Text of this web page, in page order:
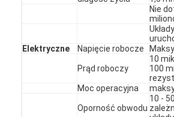
Poproś o wycenę
Przełącznik membranowy LED
Dotykowy przełącznik membranowy
Przełącznik membranowy FPC
Nie
Elektryczne
Napięcie robocze
Prąd roboczy
10
100
Moc operacyjna
Oporność obwodu
10 -